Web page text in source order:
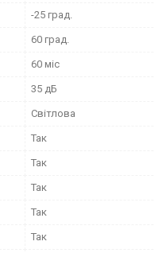
-25 град.
60 град.
60 міс
35 дБ
Світлова
Так
Так
Так
Так
Так